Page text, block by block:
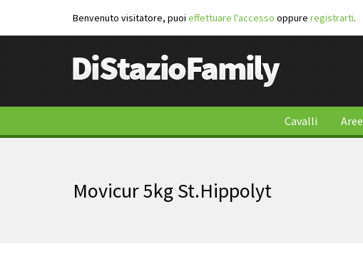
Benvenuto visitatore, puoi effettuare l'accesso oppure registrarti.
Cavalli
Movicur 5kg St.Hippolyt